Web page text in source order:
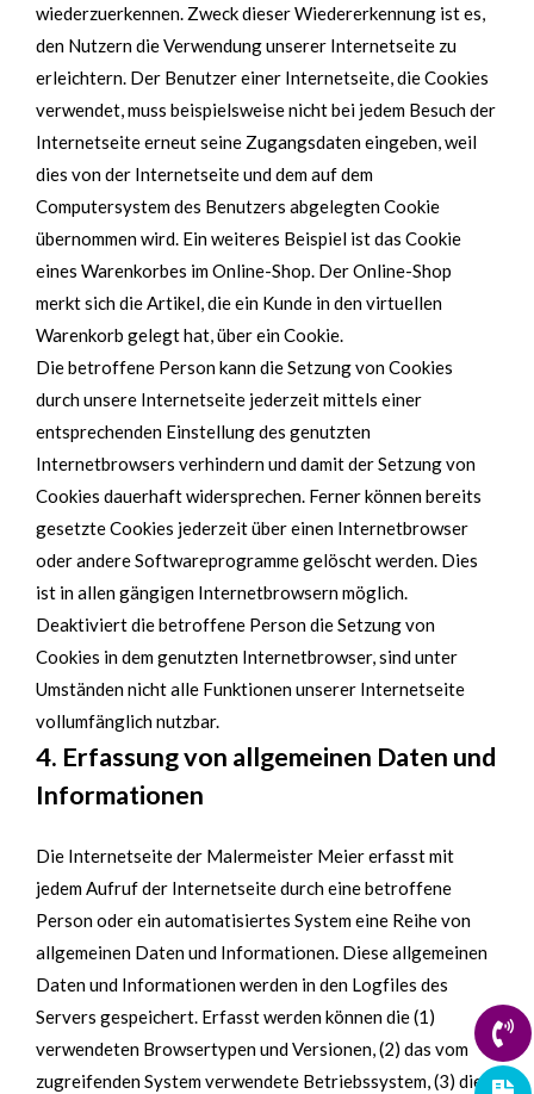
wiederzuerkennen. Zweck dieser Wiedererkennung ist es,
den Nutzern die Verwendung unserer Internetseite zu
erleichtern. Der Benutzer einer Internetseite, die Cookies
verwendet, muss beispielsweise nicht bei jedem Besuch der
Internetseite erneut seine Zugangsdaten eingeben, weil
dies von der Internetseite und dem auf dem
Computersystem des Benutzers abgelegten Cookie
übernommen wird. Ein weiteres Beispiel ist das Cookie
eines Warenkorbes im Online-Shop. Der Online-Shop
merkt sich die Artikel, die ein Kunde in den virtuellen
Warenkorb gelegt hat, über ein Cookie.
Die betroffene Person kann die Setzung von Cookies
durch unsere Internetseite jederzeit mittels einer
entsprechenden Einstellung des genutzten
Internetbrowsers verhindern und damit der Setzung von
Cookies dauerhaft widersprechen. Ferner können bereits
gesetzte Cookies jederzeit über einen Internetbrowser
oder andere Softwareprogramme gelöscht werden. Dies
ist in allen gängigen Internetbrowsern möglich.
Deaktiviert die betroffene Person die Setzung von
Cookies in dem genutzten Internetbrowser, sind unter
Umständen nicht alle Funktionen unserer Internetseite
vollumfänglich nutzbar.
4. Erfassung von allgemeinen Daten und
Informationen
Die Internetseite der Malermeister Meier erfasst mit
jedem Aufruf der Internetseite durch eine betroffene
Person oder ein automatisiertes System eine Reihe von
allgemeinen Daten und Informationen. Diese allgemeinen
Daten und Informationen werden in den Logfiles des
Servers gespeichert. Erfasst werden können die (1)
verwendeten Browsertypen und Versionen, (2) das vom
zugreifenden System verwendete Betriebssystem, (3) die